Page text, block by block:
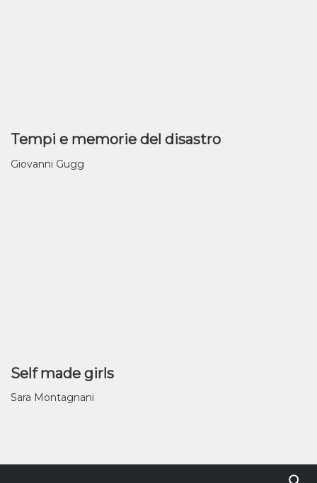
Tempi e memorie del disastro
Giovanni Gugg
Self made girls
Sara Montagnani